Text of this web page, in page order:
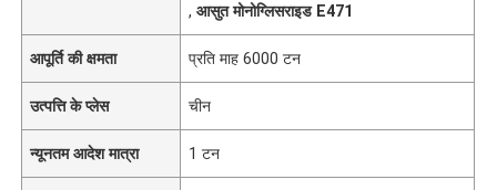
,आसुत मोनोग्लिसराइड E471
आपूर्ति की क्षमता प्रति माह 6000 टन
उत्पत्ति के प्लेस चीन
न्यूनतम आदेश मात्रा 1 टन